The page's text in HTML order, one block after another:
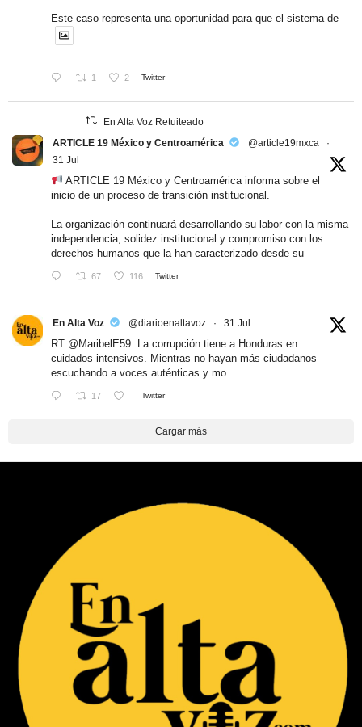
Este caso representa una oportunidad para que el sistema de
1 2 Twitter
En Alta Voz Retuiteado
ARTICLE 19 México y Centroamérica
@article19mxca
·
31 Jul
ARTICLE 19 México y Centroamérica informa sobre el
inicio de un proceso de transición institucional.
La organización continuará desarrollando su labor con la misma
independencia, solidez institucional y compromiso con los
derechos humanos que la han caracterizado desde su
67 116 Twitter
En Alta Voz @diarioenaltavoz · 31 Jul
RT @MaribelE59: La corrupción tiene a Honduras en
cuidados intensivos. Mientras no hayan más ciudadanos
escuchando a voces auténticas y mo…
17 Twitter
Cargar más